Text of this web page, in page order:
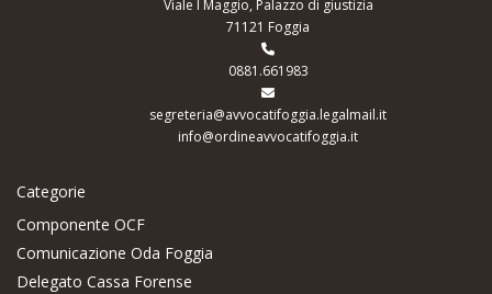
Viale I Maggio, Palazzo di giustizia
71121 Foggia
0881.661983
segreteria@avvocatifoggia.legalmail.it
info@ordineavvocatifoggia.it
Categorie
Componente OCF
Comunicazione Oda Foggia
Delegato Cassa Forense